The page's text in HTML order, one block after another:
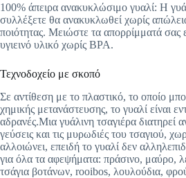
100% άπειρα ανακυκλώσιμο γυαλί: Η
συλλέξετε θα ανακυκλωθεί χωρίς
ποιότητας. Μειώστε τα απορρίμματά σας
υγιεινό υλικό χωρίς BPA.
Τεχνοδοχείο με σκοπό
Σε αντίθεση με το πλαστικό, το οποίο
χημικής μετανάστευσης, το γυαλί είναι
αδρανές.Μια γυάλινη τσαγιέρα διατηρεί
γεύσεις και τις μυρωδιές του τσαγιού,
αλλοιώνει, επειδή το γυαλί δεν
για όλα τα αφεψήματα: πράσινο, μαύρο,
τσάγια βοτάνων, rooibos, λουλούδια,